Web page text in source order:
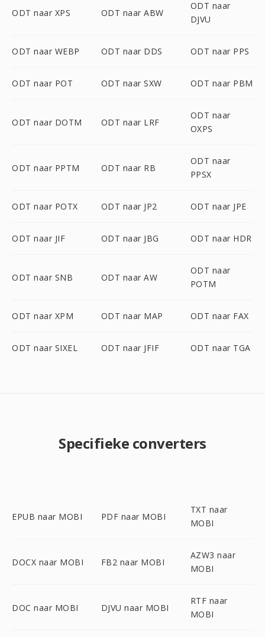
ODT naar XPS ODT naar ABW
ODT naar
DJVU
ODT naar WEBP ODT naar DDS ODT naar PPS
ODT naar POT ODT naar SXW ODT naar PBM
ODT naar DOTM ODT naar LRF
ODT naar
OXPS
ODT naar PPTM ODT naar RB
ODT naar
PPSX
ODT naar POTX ODT naar JP2 ODT naar JPE
ODT naar JIF ODT naar JBG ODT naar HDR
ODT naar SNB ODT naar AW
ODT naar
POTM
ODT naar XPM ODT naar MAP ODT naar FAX
ODT naar SIXEL ODT naar JFIF ODT naar TGA
Specifieke converters
EPUB naar MOBI PDF naar MOBI
TXT naar
MOBI
DOCX naar MOBI FB2 naar MOBI
AZW3 naar
MOBI
DOC naar MOBI DJVU naar MOBI
RTF naar
MOBI